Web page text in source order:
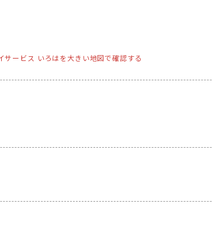
サービス いろはを大きい地図で確認する